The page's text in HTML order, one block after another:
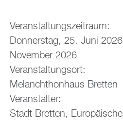
Veranstaltungszeitraum:
Donnerstag, 25. Juni 2026
November 2026
Veranstaltungsort:
Melanchthonhaus Bretten
Veranstalter:
Stadt Bretten, Europäische